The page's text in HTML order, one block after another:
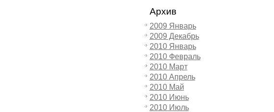
Архив
2009 Январь
2009 Декабрь
2010 Январь
2010 Февраль
2010 Март
2010 Апрель
2010 Май
2010 Июнь
2010 Июль